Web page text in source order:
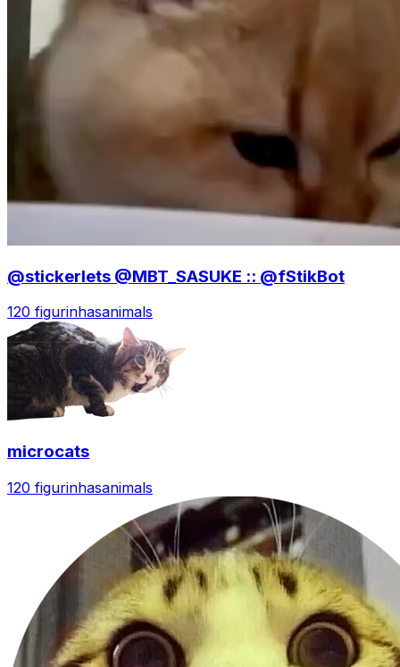
@stickerlets @MBT_SASUKE :: @fStikBot
120 figurinhasanimals
microcats
120 figurinhasanimals